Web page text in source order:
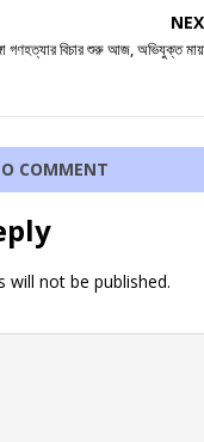
গণহত্যার বিচার শুরু আজ, অভিযুক্ত
COMMENT
will not be published.